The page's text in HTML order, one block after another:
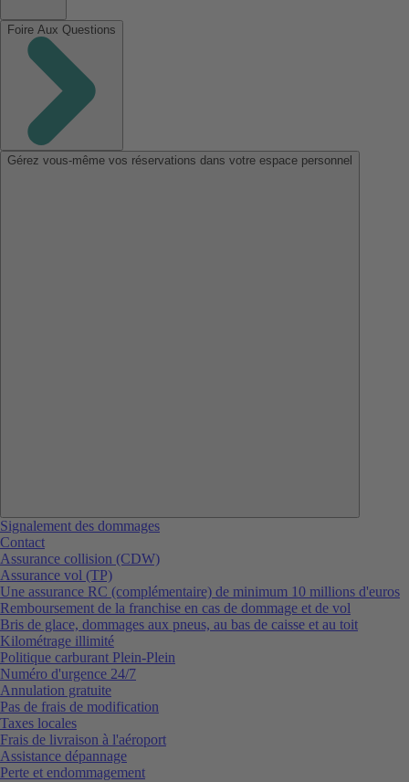
Foire Aux Questions
Gérez vous-même vos réservations dans votre espace personnel
Signalement des dommages
Contact
Assurance collision (CDW)
Assurance vol (TP)
Une assurance RC (complémentaire) de minimum 10 millions d'euros
Remboursement de la franchise en cas de dommage et de vol
Bris de glace, dommages aux pneus, au bas de caisse et au toit
Kilométrage illimité
Politique carburant Plein-Plein
Numéro d'urgence 24/7
Annulation gratuite
Pas de frais de modification
Taxes locales
Frais de livraison à l'aéroport
Assistance dépannage
Perte et endommagement